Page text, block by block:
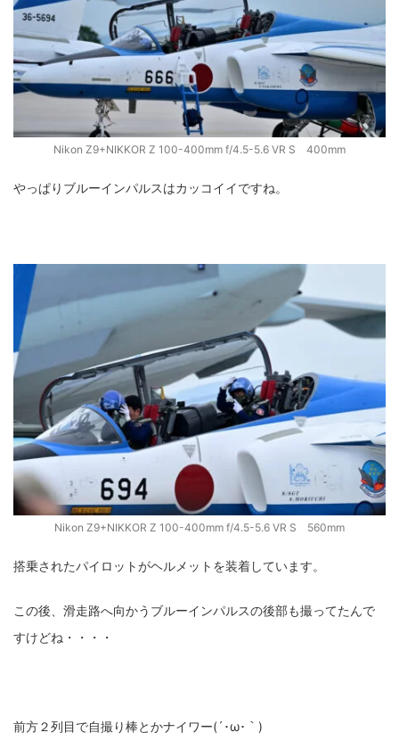
Nikon Z9+NIKKOR Z 100-400mm f/4.5-5.6 VR S 400mm
やっぱりブルーインパルスはカッコイイですね。
Nikon Z9+NIKKOR Z 100-400mm f/4.5-5.6 VR S 560mm
搭乗されたパイロットがヘルメットを装着しています。
この後、滑走路へ向かうブルーインパルスの後部も撮ってたんで
すけどね・・・・
前方２列目で自撮り棒とかナイワー(´･ω･｀)